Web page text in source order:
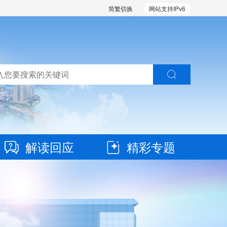
网站支持IPv6
简繁切换
解读回应 精彩专题